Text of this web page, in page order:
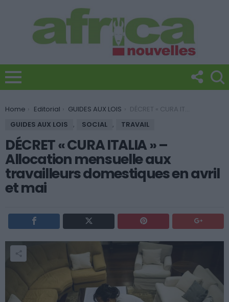
You are here:
Home Editorial GUIDES AUX LOIS
DÉCRET « CURA ITALIA » – Allocation mensuelle aux travailleurs domestiques en avril et mai
GUIDES AUX LOIS
, SOCIAL , TRAVAIL
DÉCRET « CURA ITALIA » –
Allocation mensuelle aux
travailleurs domestiques en avril
et mai